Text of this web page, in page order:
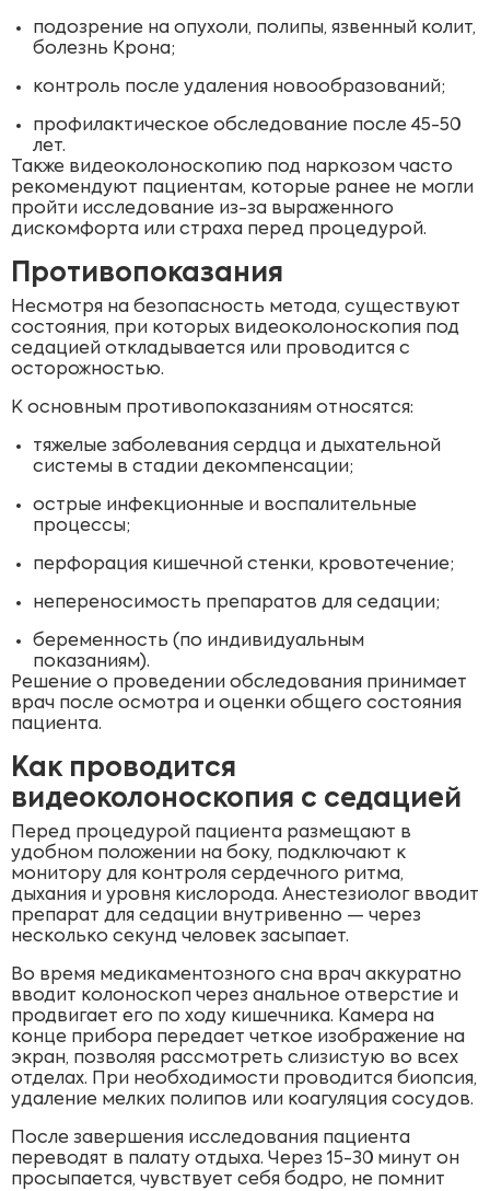
подозрение на опухоли, полипы, язвенный колит,
болезнь Крона;
контроль после удаления новообразований;
профилактическое обследование после 45-50
лет.
Также видеоколоноскопию под наркозом часто
рекомендуют пациентам, которые ранее не могли
пройти исследование из-за выраженного
дискомфорта или страха перед процедурой.
Противопоказания
Несмотря на безопасность метода, существуют
состояния, при которых видеоколоноскопия под
седацией откладывается или проводится с
осторожностью.
К основным противопоказаниям относятся:
тяжелые заболевания сердца и дыхательной
системы в стадии декомпенсации;
острые инфекционные и воспалительные
процессы;
перфорация кишечной стенки, кровотечение;
непереносимость препаратов для седации;
беременность (по индивидуальным
показаниям).
Решение о проведении обследования принимает
врач после осмотра и оценки общего состояния
пациента.
Как проводится
видеоколоноскопия с седацией
Перед процедурой пациента размещают в
удобном положении на боку, подключают к
монитору для контроля сердечного ритма,
дыхания и уровня кислорода. Анестезиолог вводит
препарат для седации внутривенно — через
несколько секунд человек засыпает.
Во время медикаментозного сна врач аккуратно
вводит колоноскоп через анальное отверстие и
продвигает его по ходу кишечника. Камера на
конце прибора передает четкое изображение на
экран, позволяя рассмотреть слизистую во всех
отделах. При необходимости проводится биопсия,
удаление мелких полипов или коагуляция сосудов.
После завершения исследования пациента
переводят в палату отдыха. Через 15-30 минут он
просыпается, чувствует себя бодро, не помнит